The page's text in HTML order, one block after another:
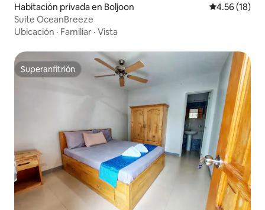
Habitación privada en Boljoon Calificación
4.56 (18)
Suite OceanBreeze
Ubicación · Familiar · Vista
Superanfitrión
Superanfitrión